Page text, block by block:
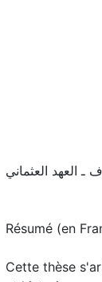
ـ العهد العثماني :
Résumé (en
Cette thèse